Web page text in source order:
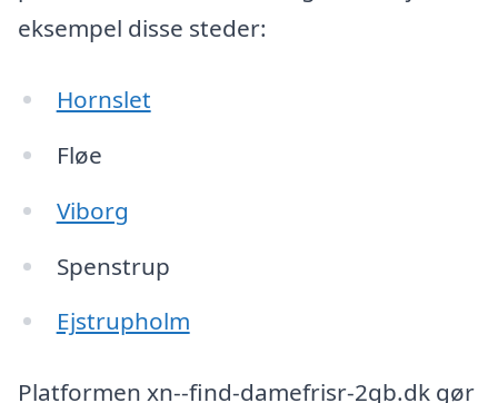
eksempel disse steder:
Hornslet
Fløe
Viborg
Spenstrup
Ejstrupholm
Platformen xn--find-damefrisr-2qb.dk gør